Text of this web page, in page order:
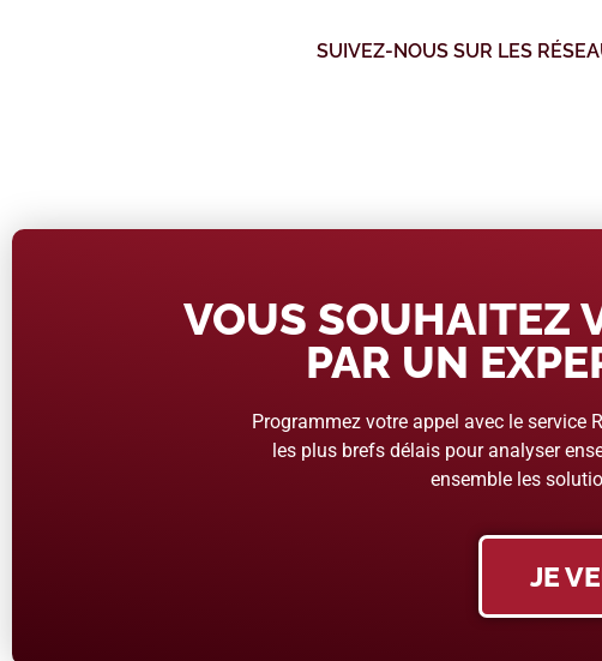
SUIVEZ-NOUS SUR LES
VOUS SOUHAITEZ
PAR UN
Programmez votre appel avec le service
les plus brefs délais pour analyser
ensemble les
JE